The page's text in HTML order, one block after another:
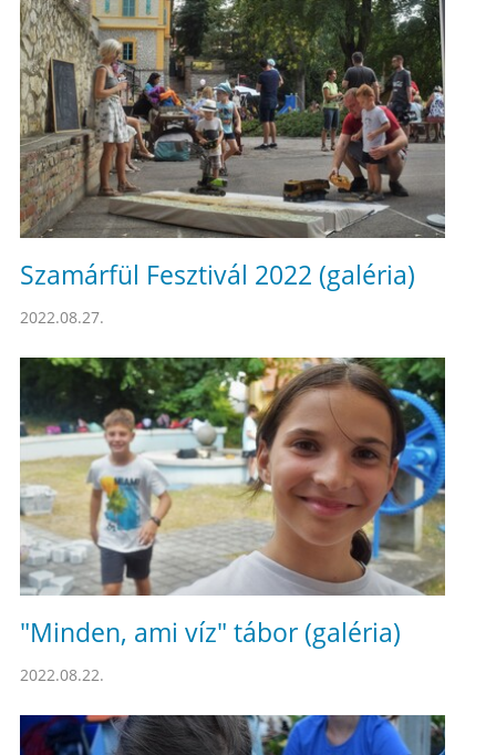
Szamárfül Fesztivál 2022 (galéria)
2022.08.27.
"Minden, ami víz" tábor (galéria)
2022.08.22.